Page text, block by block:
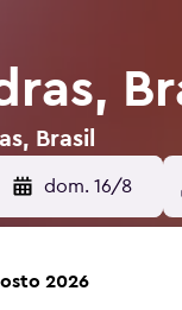
Brasil
dom. 16/8
2026